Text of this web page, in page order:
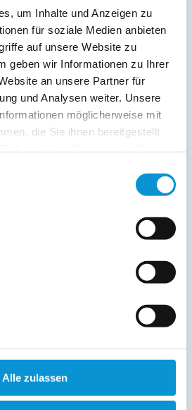
um Inhalte und Anzeigen zu
für soziale Medien anbieten
auf unsere Website zu
geben wir Informationen zu Ihrer
an unsere Partner für
und Analysen weiter. Unsere
möglicherweise mit
die Sie ihnen bereitgestellt
Alle zulassen
-1 Schlafraum mit
mit Einzelbetten -elektischer
Handtücher in Erstausstattung -
-Waschmaschine -Trockner gegen
mit Herd, Backofen, Geschirrspüler
-Kühlschrank -Gefriermöglichkeit -
im Saunagarten -Kostenloser
mit Küche,
Backofen, WLAN,
und vielen weiteren Extras zum